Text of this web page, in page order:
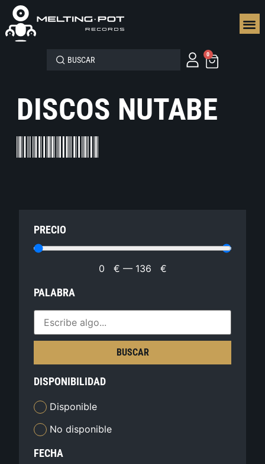
0
DISCOS NUTABE
PRECIO
0 € — 136 €
PALABRA
BUSCAR
DISPONIBILIDAD
Disponible
No disponible
FECHA